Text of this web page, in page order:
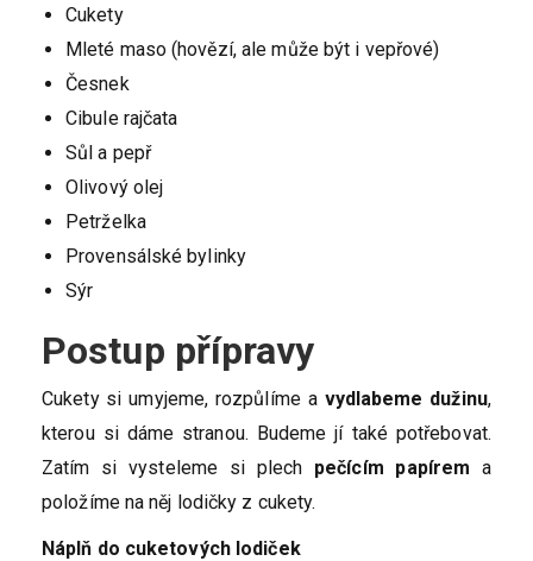
Cukety
Mleté maso (hovězí, ale může být i vepřové)
Česnek
Cibule rajčata
Sůl a pepř
Olivový olej
Petrželka
Provensálské bylinky
Sýr
Postup přípravy
Cukety si umyjeme, rozpůlíme avydlabeme dužinu,
kterou si dáme stranou. Budeme jí také potřebovat.
Zatím si vysteleme si plech pečícím papírem a
položíme na něj lodičky z cukety.
Náplň do cuketových lodiček